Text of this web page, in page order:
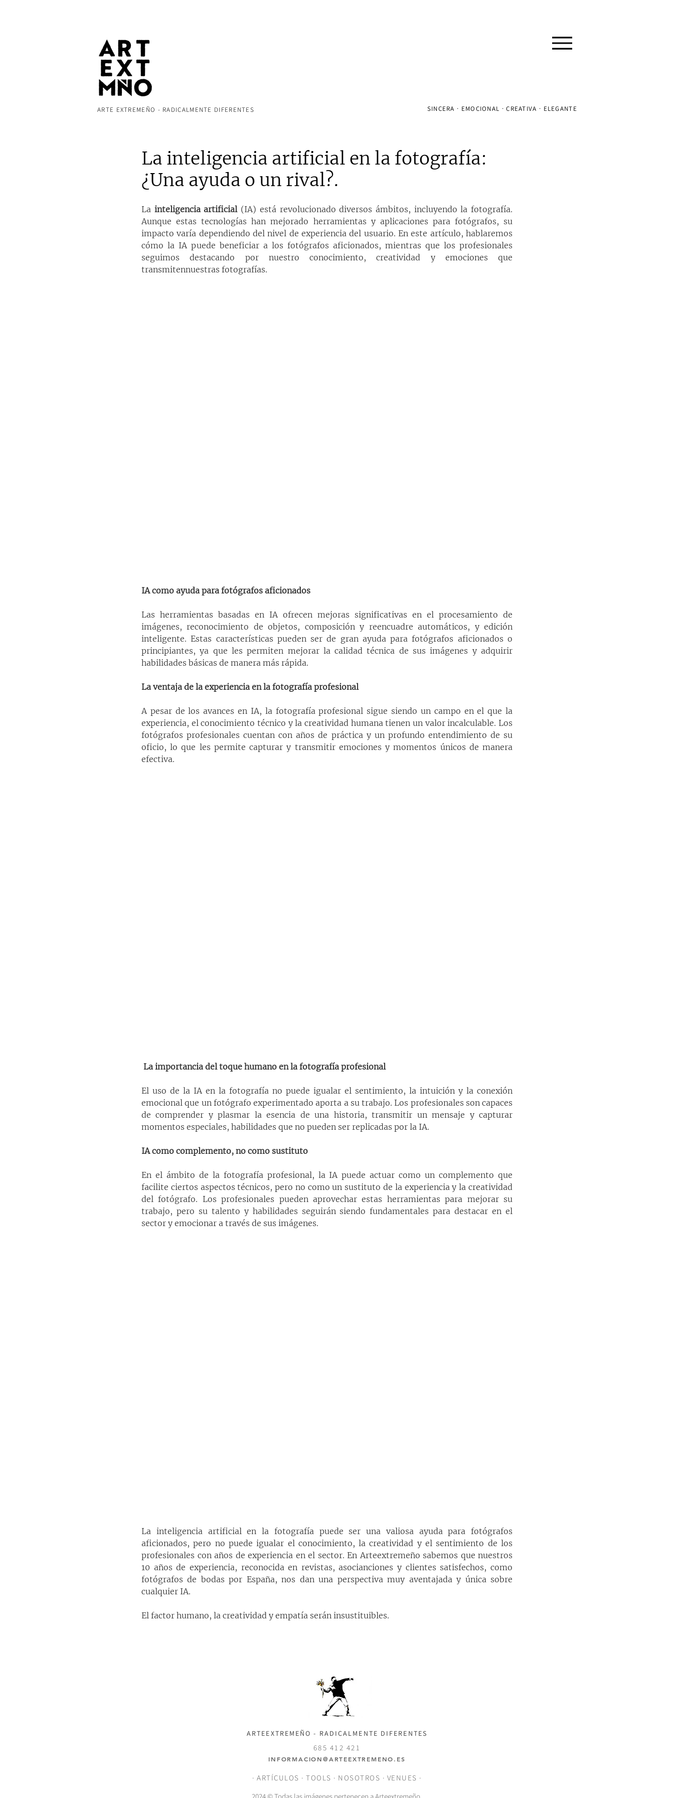
ARTE EXTREMEÑO - RADICALMENTE DIFERENTES SINCERA · EMOCIONAL · CREATIVA · ELEGANTE
La inteligencia artificial en la fotografía:
¿Una ayuda o un rival?.
La inteligencia artificial (IA) está revolucionado diversos ámbitos, incluyendo la fotografía.
Aunque estas tecnologías han mejorado herramientas y aplicaciones para fotógrafos, su
impacto varía dependiendo del nivel de experiencia del usuario. En este artículo, hablaremos
cómo la IA puede beneficiar a los fotógrafos aficionados, mientras que los profesionales
seguimos destacando por nuestro conocimiento, creatividad y emociones que
transmitennuestras fotografías.
IA como ayuda para fotógrafos aficionados
Las herramientas basadas en IA ofrecen mejoras significativas en el procesamiento de
imágenes, reconocimiento de objetos, composición y reencuadre automáticos, y edición
inteligente. Estas características pueden ser de gran ayuda para fotógrafos aficionados o
principiantes, ya que les permiten mejorar la calidad técnica de sus imágenes y adquirir
habilidades básicas de manera más rápida.
La ventaja de la experiencia en la fotografía profesional
A pesar de los avances en IA, la fotografía profesional sigue siendo un campo en el que la
experiencia, el conocimiento técnico y la creatividad humana tienen un valor incalculable. Los
fotógrafos profesionales cuentan con años de práctica y un profundo entendimiento de su
oficio, lo que les permite capturar y transmitir emociones y momentos únicos de manera
efectiva.
La importancia del toque humano en la fotografía profesional
El uso de la IA en la fotografía no puede igualar el sentimiento, la intuición y la conexión
emocional que un fotógrafo experimentado aporta a su trabajo. Los profesionales son capaces
de comprender y plasmar la esencia de una historia, transmitir un mensaje y capturar
momentos especiales, habilidades que no pueden ser replicadas por la IA.
IA como complemento, no como sustituto
En el ámbito de la fotografía profesional, la IA puede actuar como un complemento que
facilite ciertos aspectos técnicos, pero no como un sustituto de la experiencia y la creatividad
del fotógrafo. Los profesionales pueden aprovechar estas herramientas para mejorar su
trabajo, pero su talento y habilidades seguirán siendo fundamentales para destacar en el
sector y emocionar a través de sus imágenes.
La inteligencia artificial en la fotografía puede ser una valiosa ayuda para fotógrafos
aficionados, pero no puede igualar el conocimiento, la creatividad y el sentimiento de los
profesionales con años de experiencia en el sector. En Arteextremeño sabemos que nuestros
10 años de experiencia, reconocida en revistas, asocianciones y clientes satisfechos, como
fotógrafos de bodas por España, nos dan una perspectiva muy aventajada y única sobre
cualquier IA.
El factor humano, la creatividad y empatía serán insustituibles.
ARTEEXTREMEÑO - RADICALMENTE DIFERENTES
INFORMACION@ARTEEXTREMENO.ES
2024 © Todas las imágenes pertenecen a Arteextremeño.
685 412 421
·ARTÍCULOS ·TOOLS · NOSOTROS · VENUES ·